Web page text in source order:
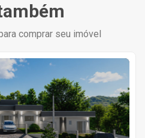
comprar seu imóvel